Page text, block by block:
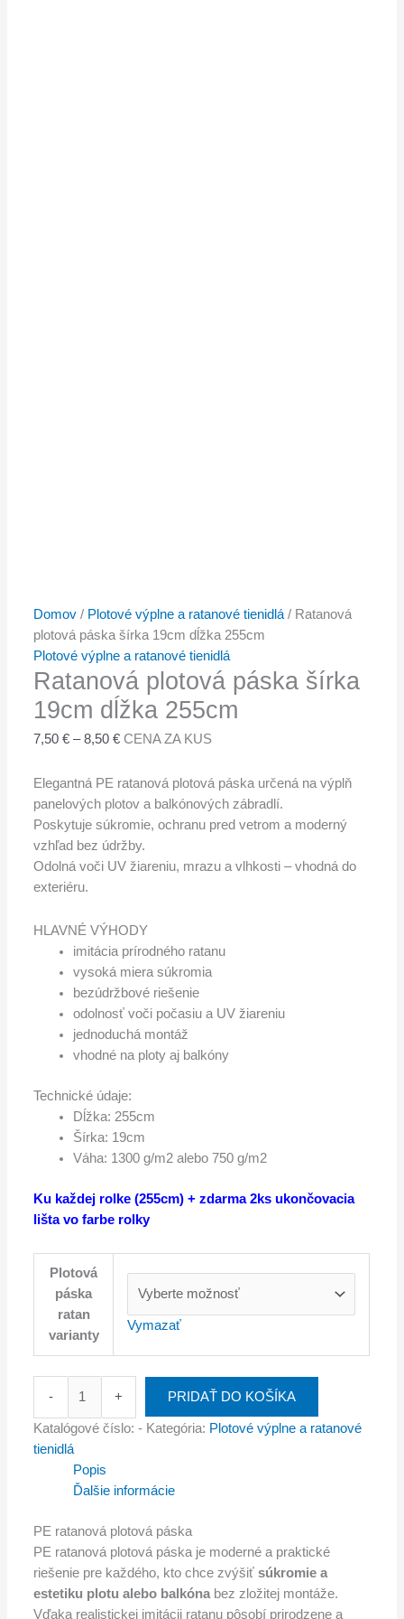
Domov / Plotové výplne a ratanové tienidlá / Ratanová
plotová páska šírka 19cm dĺžka 255cm
Plotové výplne a ratanové tienidlá
Ratanová plotová páska šírka
19cm dĺžka 255cm
7,50€ – 8,50€ CENA ZA KUS
Elegantná PE ratanová plotová páska určená na výplň
panelových plotov a balkónových zábradlí.
Poskytuje súkromie, ochranu pred vetrom a moderný
vzhľad bez údržby.
Odolná voči UV žiareniu, mrazu a vlhkosti – vhodná do
exteriéru.
HLAVNÉ VÝHODY
imitácia prírodného ratanu
vysoká miera súkromia
bezúdržbové riešenie
odolnosť voči počasiu a UV žiareniu
jednoduchá montáž
vhodné na ploty aj balkóny
Technické údaje:
Dĺžka: 255cm
Šírka: 19cm
Váha: 1300 g/m2 alebo 750 g/m2
Ku každej rolke (255cm) + zdarma 2ks ukončovacia
lišta vo farbe rolky
Plotová
páska
ratan
varianty
Vymazať
- + PRIDAŤ DO KOŠÍKA
Katalógové číslo:- Kategória: Plotové výplne a ratanové
tienidlá
Popis
Ďalšie informácie
PE ratanová plotová páska
PE ratanová plotová páska je moderné a praktické
riešenie pre každého, kto chce zvýšiťsúkromie a
estetiku plotu alebo balkóna bez zložitej montáže.
Vďaka realistickej imitácii ratanu pôsobí prirodzene a